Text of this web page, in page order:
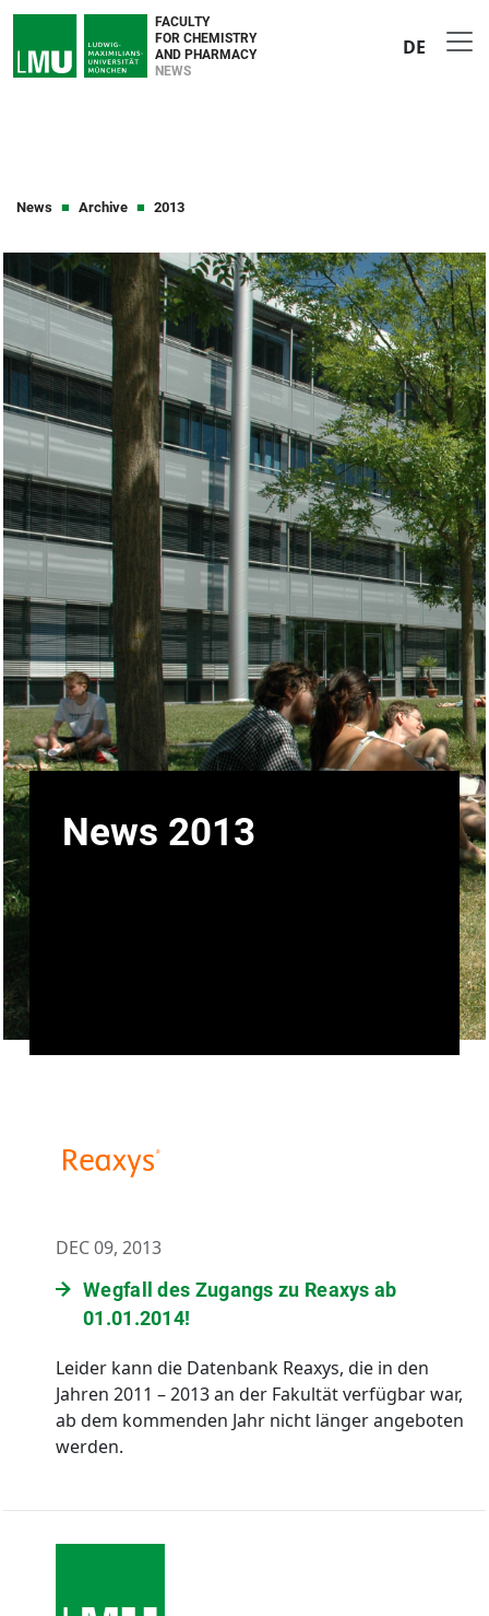
FACULTY
FOR CHEMISTRY
AND PHARMACY
NEWS
DE
News Archive 2013
News 2013
DEC 09, 2013
Wegfall des Zugangs zu Reaxys ab
01.01.2014!
Leider kann die Datenbank Reaxys, die in den
Jahren 2011 – 2013 an der Fakultät verfügbar war,
ab dem kommenden Jahr nicht länger angeboten
werden.